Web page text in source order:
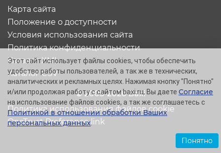
© 2005-2026 Baxi
Карта сайта
Положение о доступности
Условия использования сайта
Политика конфиденциальности
Каталог XML
Каталог CSV
Политика использования файлов cookie
OneTrust Preference link
Этот сайт использует файлы cookies, чтобы обеспечить
удобство работы пользователей, а так же в технических,
аналитических и рекламных целях. Нажимая кнопку "Понятно"
и/или продолжая работу с сайтом baxi.ru, Вы даете Согласие
на использование файлов cookies, а так же соглашаетесь с
Политикой в отношении обработки Ваших
персональных данных.
Понятно